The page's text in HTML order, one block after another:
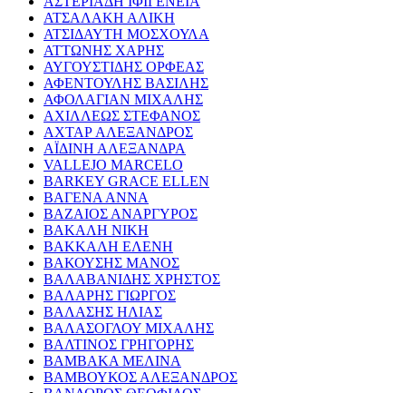
ΑΤΣΑΛΑΚΗ ΑΛΙΚΗ
ΑΤΣΙΔΑΥΤΗ ΜΟΣΧΟΥΛΑ
ΑΤΤΩΝΗΣ ΧΑΡΗΣ
ΑΥΓΟΥΣΤΙΔΗΣ ΟΡΦΕΑΣ
ΑΦΕΝΤΟΥΛΗΣ ΒΑΣΙΛΗΣ
ΑΦΟΛΑΓΙΑΝ ΜΙΧΑΛΗΣ
ΑΧΙΛΛΕΩΣ ΣΤΕΦΑΝΟΣ
ΑΧΤΑΡ ΑΛΕΞΑΝΔΡΟΣ
ΑΪΔΙΝΗ ΑΛΕΞΑΝΔΡΑ
VALLEJO MARCELO
BARKEY GRACE ELLEN
ΒΑΓΕΝΑ ΑΝΝΑ
ΒΑΖΑΙΟΣ ΑΝΑΡΓΥΡΟΣ
ΒΑΚΑΛΗ ΝΙΚΗ
ΒΑΚΚΑΛΗ ΕΛΕΝΗ
ΒΑΚΟΥΣΗΣ ΜΑΝΟΣ
ΒΑΛΑΒΑΝΙΔΗΣ ΧΡΗΣΤΟΣ
ΒΑΛΑΡΗΣ ΓΙΩΡΓΟΣ
ΒΑΛΑΣΗΣ ΗΛΙΑΣ
ΒΑΛΑΣΟΓΛΟΥ ΜΙΧΑΛΗΣ
ΒΑΛΤΙΝΟΣ ΓΡΗΓΟΡΗΣ
ΒΑΜΒΑΚΑ ΜΕΛΙΝΑ
ΒΑΜΒΟΥΚΟΣ ΑΛΕΞΑΝΔΡΟΣ